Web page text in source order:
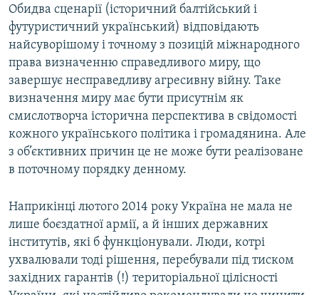
Обидва сценарії (історичний балтійський і
футуристичний український) відповідають
найсуворішому і точному з позицій міжнародного
права визначенню справедливого миру, що
завершує несправедливу агресивну війну. Таке
визначення миру має бути присутнім як
смислотворча історична перспектива в свідомості
кожного українського політика і громадянина. Але
з об’єктивних причин це не може бути реалізоване
в поточному порядку денному.
Наприкінці лютого 2014 року Україна не мала не
лише боєздатної армії, а й інших державних
інститутів, які б функціонували. Люди, котрі
ухвалювали тоді рішення, перебували під тиском
західних гарантів (!) територіальної цілісності